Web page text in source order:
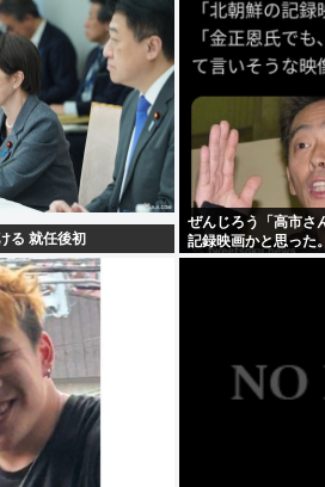
る 就任後初
ぜんじろう「高市さ
記録映画かと思った
ぞ」